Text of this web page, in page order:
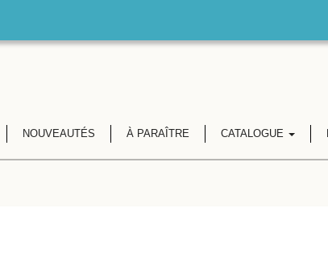
NOUVEAUTÉS À PARAÎTRE CATALOGUE